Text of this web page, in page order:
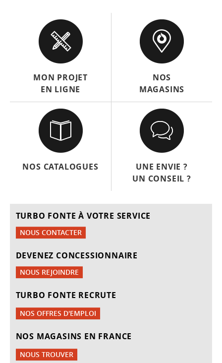
MON PROJET
EN LIGNE
NOS
MAGASINS
NOS CATALOGUES
UNE ENVIE ?
UN CONSEIL ?
TURBO FONTE À VOTRE SERVICE
NOUS CONTACTER
DEVENEZ CONCESSIONNAIRE
NOUS REJOINDRE
TURBO FONTE RECRUTE
NOS OFFRES D'EMPLOI
NOS MAGASINS EN FRANCE
NOUS TROUVER